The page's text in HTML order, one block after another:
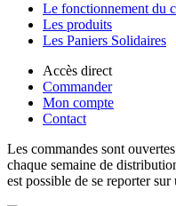
Le fonctionnement du
Les produits
Les Paniers Solidaires
Accès direct
Commander
Mon compte
Contact
Les commandes sont
chaque semaine de
est possible de se reporter